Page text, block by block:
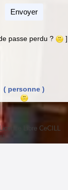
Envoyer
passe perdu ? ]
( personne )
Libre CeCILL